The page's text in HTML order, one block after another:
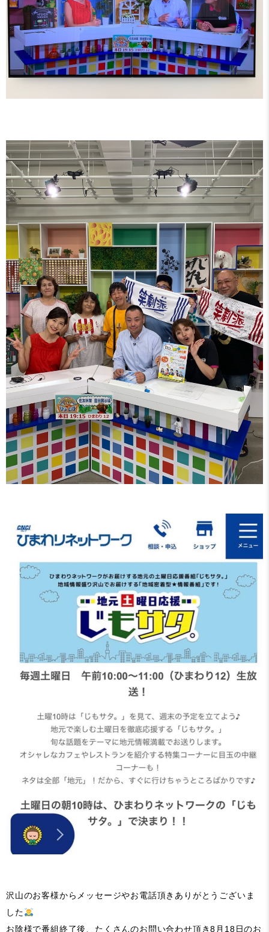
沢山のお客様からメッセージやお電話頂きありがとうございま
した
お陰様で番組終了後、たくさんのお問い合わせ頂き8月18日のお